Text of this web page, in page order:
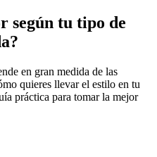
según tu tipo de
en gran medida de las
quieres llevar el estilo en tu
práctica para tomar la mejor